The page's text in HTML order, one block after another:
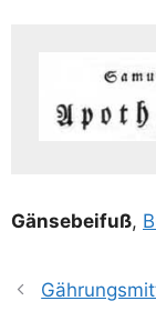
Gän­se­bei­fuß,